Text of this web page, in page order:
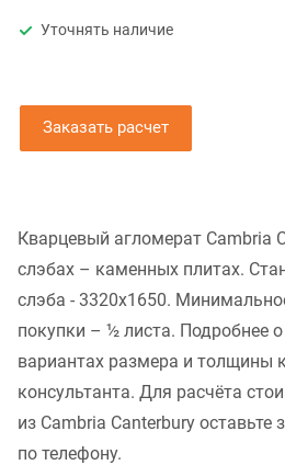
Уточнять наличие
Заказать расчет
Кварцевый агломерат Cambria
слэбах – каменных плитах.
слэба - 3320x1650.
покупки – ½ листа. Подробнее
вариантах размера и толщины
консультанта. Для расчёта
из Cambria Canterbury оставьте
по телефону.